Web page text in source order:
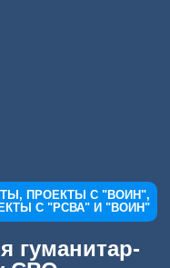
, ПРОЕКТЫ С "ВОИН",
С "РСВА" И "ВОИН"
гума­ни­тар­